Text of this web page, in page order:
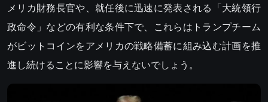
メリカ財務長官や、就任後に迅速に発表される「大統領行
政命令」などの有利な条件下で、これらはトランプチーム
がビットコインをアメリカの戦略備蓄に組み込む計画を推
進し続けることに影響を与えないでしょう。